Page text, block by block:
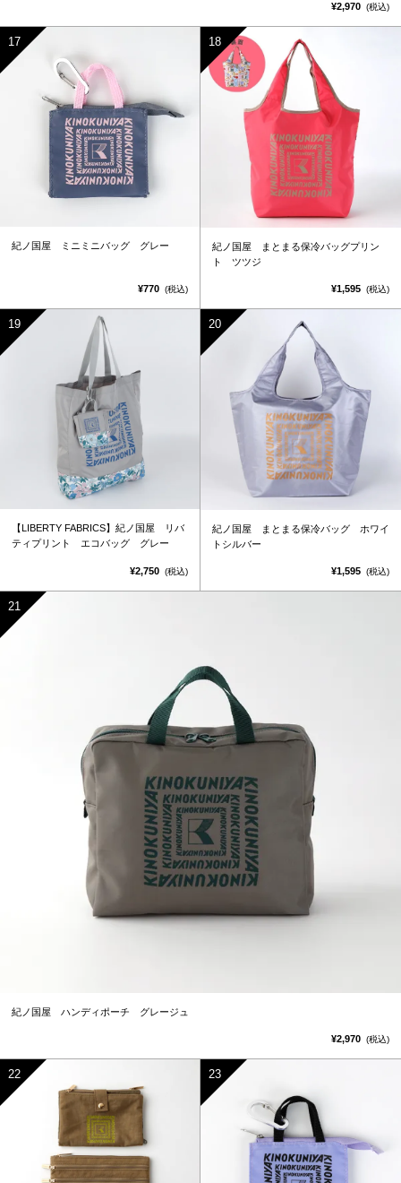
¥2,970 (税込)
紀ノ国屋 ミニミニバッグ グレー
¥770 (税込)
紀ノ国屋 まとまる保冷バッグプリン
ト ツツジ
¥1,595 (税込)
【LIBERTY FABRICS】紀ノ国屋 リバ
ティプリント エコバッグ グレー
¥2,750 (税込)
紀ノ国屋 まとまる保冷バッグ ホワイ
トシルバー
¥1,595 (税込)
紀ノ国屋 ハンディポーチ グレージュ
¥2,970 (税込)